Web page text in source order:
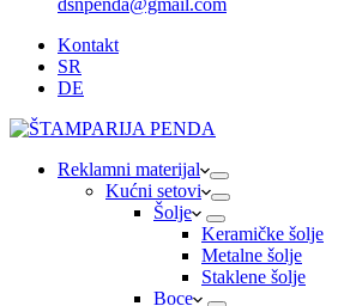
dsnpenda@gmail.com
Kontakt
SR
DE
Reklamni materijal
Kućni setovi
Šolje
Keramičke šolje
Metalne šolje
Staklene šolje
Boce